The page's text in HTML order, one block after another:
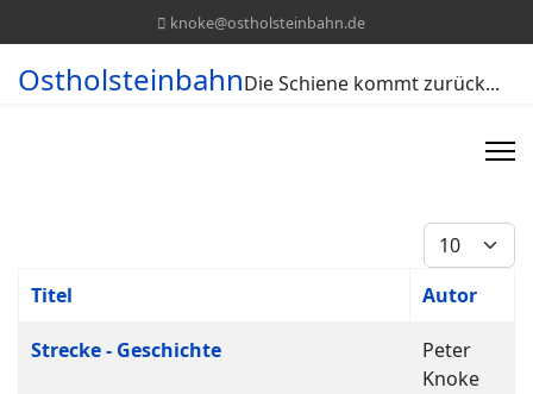
knoke@ostholsteinbahn.de
OstholsteinbahnDie Schiene kommt zurück...
Anzeige #
Titel Autor
Strecke - Geschichte
Peter
Knoke